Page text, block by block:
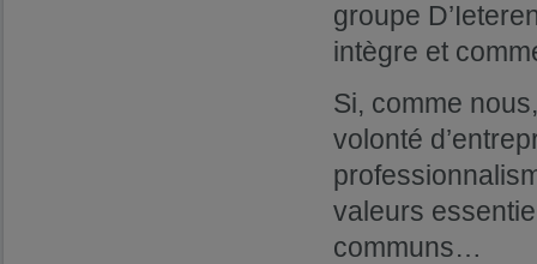
groupe
intègre et
Si, comme
volonté
valeurs
communs…